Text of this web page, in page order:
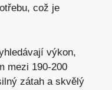
což je
výkon,
mezi 190-200
zátah a skvělý